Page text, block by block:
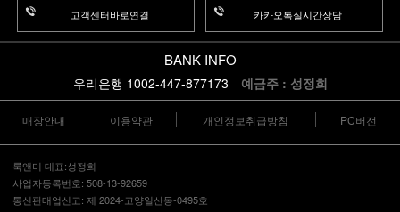
고객센터바로연결 카카오톡실시간상담
BANK INFO
우리은행 1002-447-877173 예금주 : 성정희
매장안내 이용약관 개인정보취급방침 PC버전
룩앤미 대표:성정희
사업자등록번호: 508-13-92659
통신판매업신고: 제 2024-고양일산동-0495호